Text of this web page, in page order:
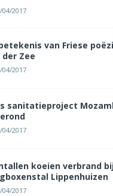
04/2017
van Friese
der Zee
04/2017
sanitatieproject
04/2017
koeien verbrand
Lippenhuizen
04/2017